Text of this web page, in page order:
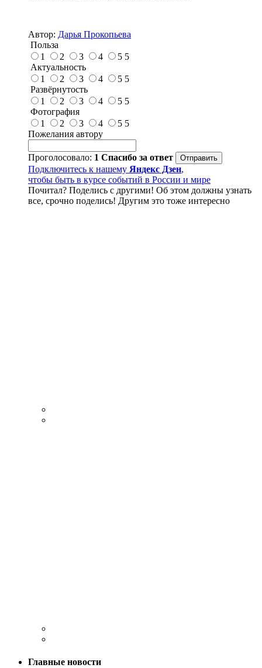
Автор: Дарья Прокопьева
Польза
1
2 3 4 5 5
Актуальность
1
2 3 4 5 5
Развёрнутость
1
2 3 4 5 5
Фотография
1
2 3 4 5 5
Пожелания автору
Проголосовало: 1 Спасибо за ответ
Подключитесь к нашему Яндекс Дзен,
чтобы быть в курсе событий в России и мире
Почитал? Поделись с другими! Об этом должны узнать
все, срочно поделись! Другим это тоже интересно
Главные новости